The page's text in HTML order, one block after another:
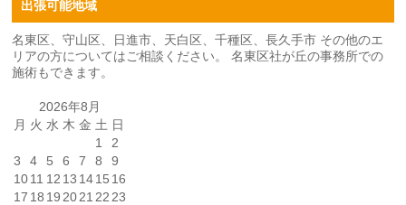
出張可能地域
名東区、守山区、日進市、天白区、千種区、長久手市 その他のエ
リアの方についてはご相談ください。 名東区社が丘の事務所での
施術もできます。
2026年8月
月 火 水 木 金 土 日
1
2
3
4 5 6 7 8
9
1011 12 13 1415 16
17 18 19 2021 22 23